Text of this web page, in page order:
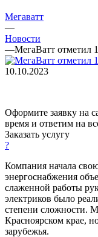
Мегаватт
—
Новости
—МегаВатт отметил
10.10.2023
Оформите заявку на
время и ответим на
Заказать услугу
?
Компания начала
энергоснабжения
слаженной работы
электриков было
степени сложности.
Красноярском крае,
зарубежья.